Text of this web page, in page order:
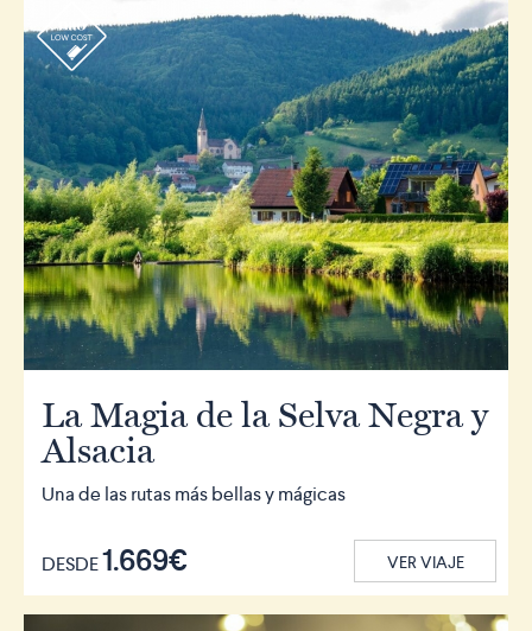
r
La Magia de la Selva Negra y
Alsacia
Una de las rutas más bellas y mágicas
DESDE1.669€ VER VIAJE